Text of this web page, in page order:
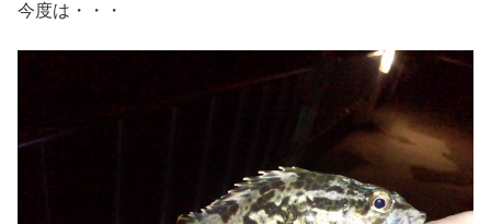
今度は・・・